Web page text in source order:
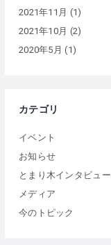
2021年11月 (1)
2021年10月 (2)
2020年5月 (1)
カテゴリ
イベント
お知らせ
とまり木インタビュー
メディア
今のトピック